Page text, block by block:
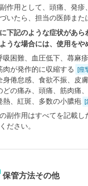
作用として、頭痛、発
いたら、担当の医師また
下記のような症状があら
うな場合には、使用をや
吸困難、血圧低下、蕁麻
肉が発作的に収縮する [痙
身倦怠感、食欲不振、皮
どの痛み、頭痛、筋肉痛
熱、紅斑、多数の小膿疱
副作用はすべてを記載
ださい。
保管方法その他